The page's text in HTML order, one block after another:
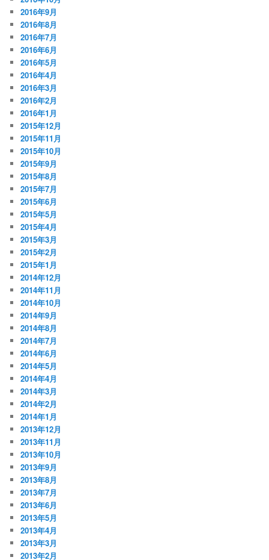
2016年9月
2016年8月
2016年7月
2016年6月
2016年5月
2016年4月
2016年3月
2016年2月
2016年1月
2015年12月
2015年11月
2015年10月
2015年9月
2015年8月
2015年7月
2015年6月
2015年5月
2015年4月
2015年3月
2015年2月
2015年1月
2014年12月
2014年11月
2014年10月
2014年9月
2014年8月
2014年7月
2014年6月
2014年5月
2014年4月
2014年3月
2014年2月
2014年1月
2013年12月
2013年11月
2013年10月
2013年9月
2013年8月
2013年7月
2013年6月
2013年5月
2013年4月
2013年3月
2013年2月